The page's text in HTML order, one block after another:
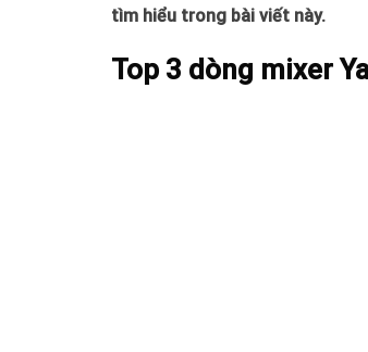
tìm hiểu trong bài viết này.
Top 3 dòng mixer